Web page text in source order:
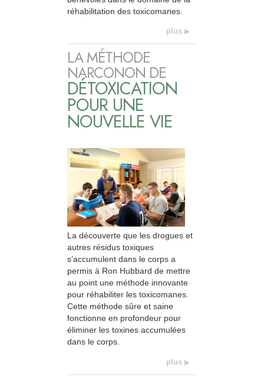
réhabilitation des toxicomanes.
plus
LA MÉTHODE
NARCONON DE
DÉTOXICATION
POUR UNE
NOUVELLE VIE
La découverte que les drogues et
autres résidus toxiques
s’accumulent dans le corps a
permis à Ron Hubbard de mettre
au point une méthode innovante
pour réhabiliter les toxicomanes.
Cette méthode sûre et saine
fonctionne en profondeur pour
éliminer les toxines accumulées
dans le corps.
plus